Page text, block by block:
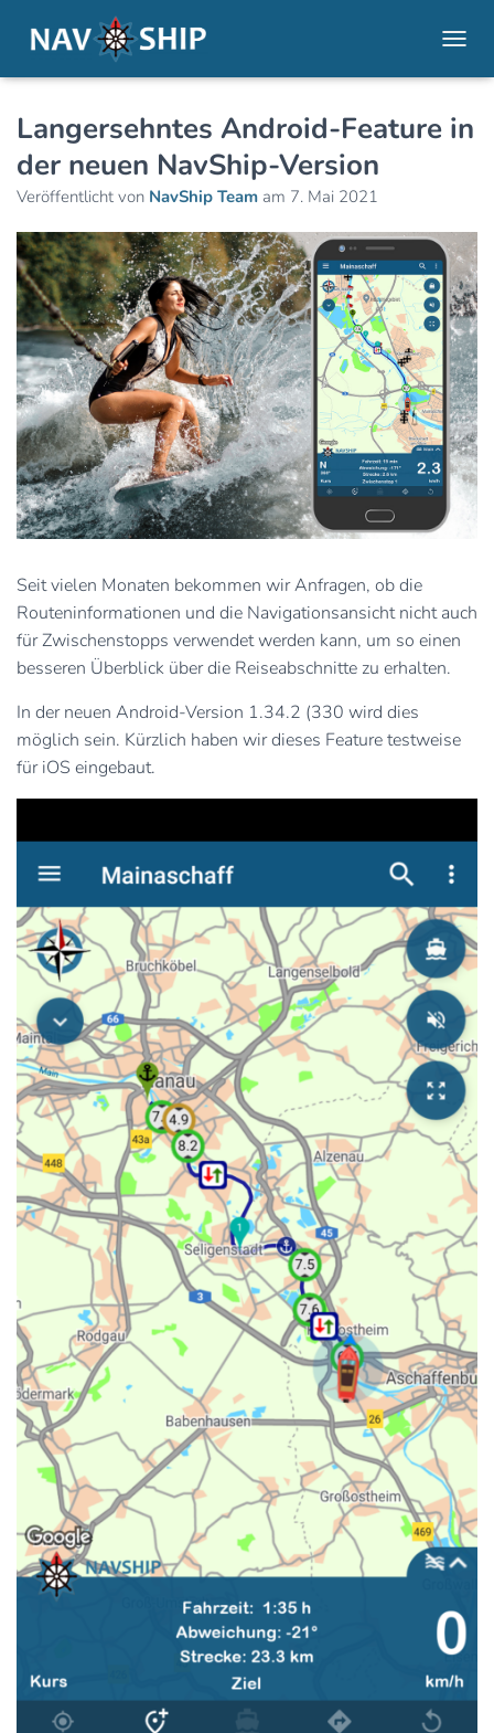
Langersehntes Android-Feature in
der neuen NavShip-Version
Veröffentlicht von NavShip Team am 7. Mai 2021
Seit vielen Monaten bekommen wir Anfragen, ob die
Routeninformationen und die Navigationsansicht nicht auch
für Zwischenstopps verwendet werden kann, um so einen
besseren Überblick über die Reiseabschnitte zu erhalten.
In der neuen Android-Version 1.34.2 (330 wird dies
möglich sein. Kürzlich haben wir dieses Feature testweise
für iOS eingebaut.